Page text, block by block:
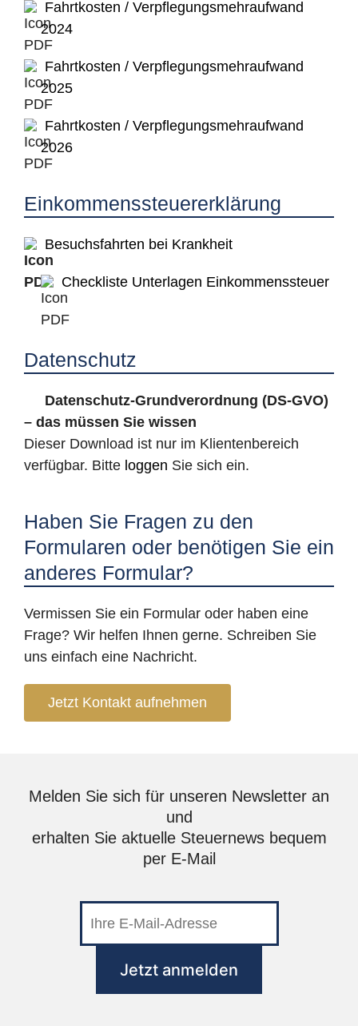
Fahrtkosten / Verpflegungsmehraufwand
2024
Fahrtkosten / Verpflegungsmehraufwand
2025
Fahrtkosten / Verpflegungsmehraufwand
2026
Einkommenssteuererklärung
Besuchsfahrten bei Krankheit
Checkliste Unterlagen Einkommenssteuer
Datenschutz
Datenschutz-Grundverordnung (DS-GVO)
– das müssen Sie wissen
Dieser Download ist nur im Klientenbereich
verfügbar. Bitte loggen Sie sich ein.
Haben Sie Fragen zu den
Formularen oder benötigen Sie ein
anderes Formular?
Vermissen Sie ein Formular oder haben eine
Frage? Wir helfen Ihnen gerne. Schreiben Sie
uns einfach eine Nachricht.
Jetzt Kontakt aufnehmen
Melden Sie sich für unseren Newsletter an
und
erhalten Sie aktuelle Steuernews bequem
per E-Mail